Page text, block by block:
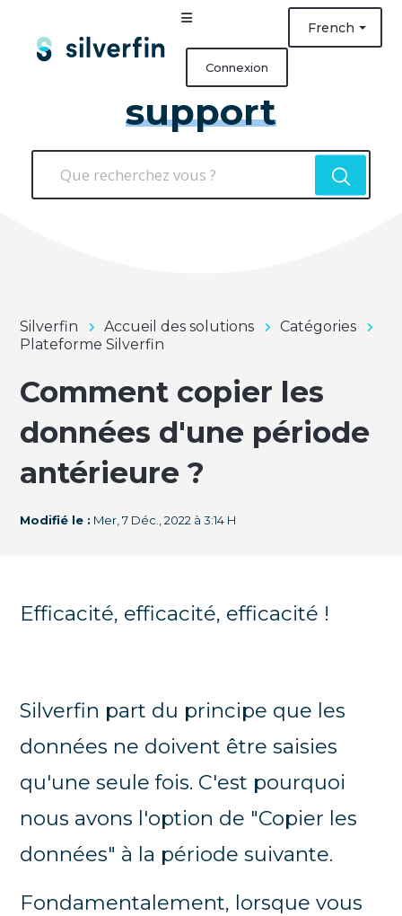
French
Connexion
support
Silverfin Accueil des solutions
Catégories
Plateforme Silverfin
Comment copier les
données d'une période
antérieure ?
Modifié le : Mer, 7 Déc., 2022 à 3:14 H
Efficacité, efficacité, efficacité !
Silverfin part du principe que les
données ne doivent être saisies
qu'une seule fois. C'est pourquoi
nous avons l'option de "Copier les
données" à la période suivante.
Fondamentalement, lorsque vous